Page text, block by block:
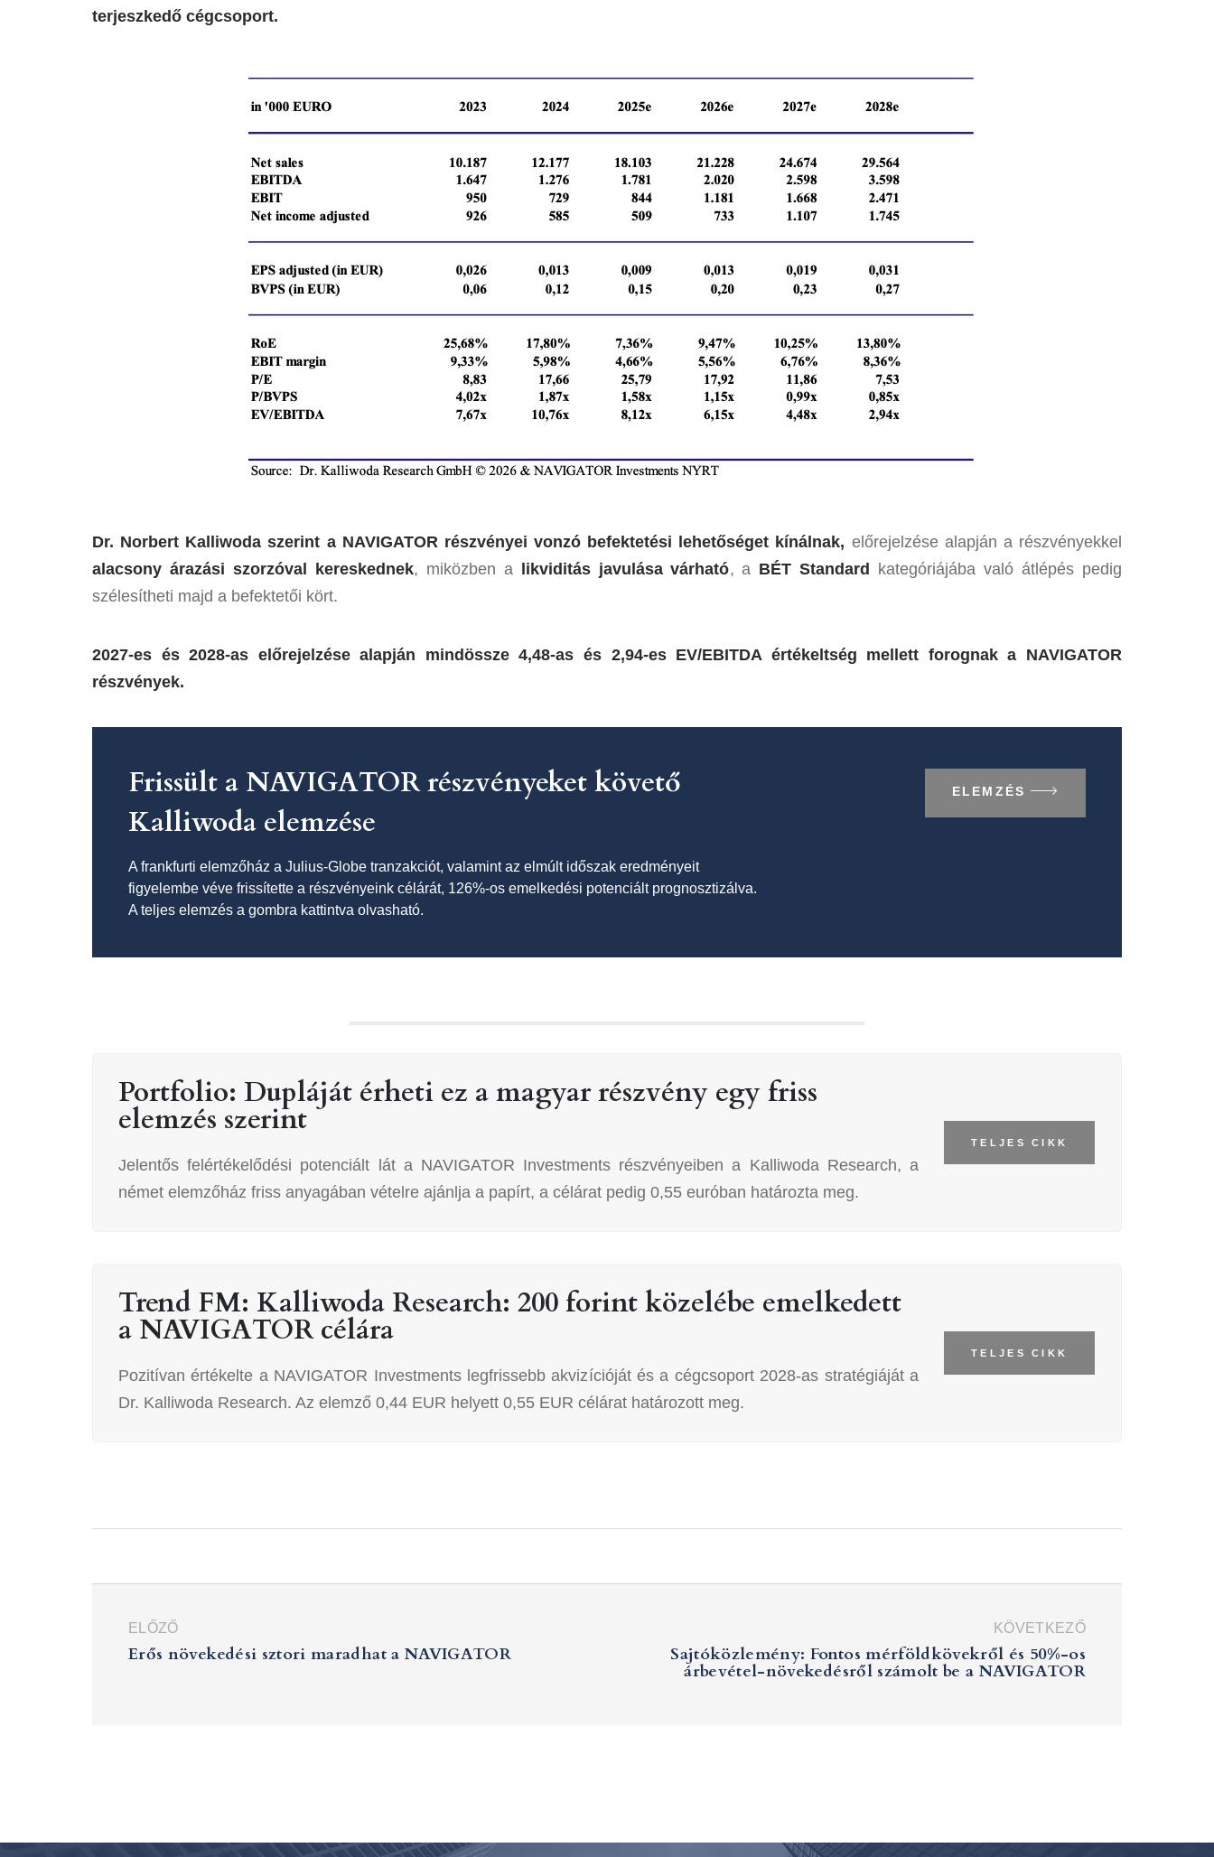
terjeszkedő cégcsoport.
Dr. Norbert Kalliwoda szerint a NAVIGATOR részvényei vonzó befektetési lehetőséget kínálnak, előrejelzése alapján a részvényekkel
alacsony árazási szorzóval kereskednek, miközben a likviditás javulása várható, a BÉT Standard
kategóriájába való átlépés pedig
szélesítheti majd a befektetői kört.
2027-es és 2028-as előrejelzése alapján mindössze 4,48-as és 2,94-es EV/EBITDA értékeltség mellett forognak a NAVIGATOR
részvények.
Frissült a NAVIGATOR részvényeket követő
Kalliwoda elemzése
A frankfurti elemzőház a Julius-Globe tranzakciót, valamint az elmúlt időszak eredményeit
figyelembe véve frissítette a részvényeink célárát, 126%-os emelkedési potenciált prognosztizálva.
A teljes elemzés a gombra kattintva olvasható.
ELEMZÉS
Portfolio: Dupláját érheti ez a magyar részvény egy friss
elemzés szerint
Jelentős felértékelődési potenciált lát a NAVIGATOR Investments részvényeiben a Kalliwoda Research, a
német elemzőház friss anyagában vételre ajánlja a papírt, a célárat pedig 0,55 euróban határozta meg.
TELJES CIKK
Trend FM: Kalliwoda Research: 200 forint közelébe emelkedett
a NAVIGATOR célára
Pozitívan értékelte a NAVIGATOR Investments legfrissebb akvizícióját és a cégcsoport 2028-as stratégiáját a
Dr. Kalliwoda Research. Az elemző 0,44 EUR helyett 0,55 EUR célárat határozott meg.
TELJES CIKK
ELŐZŐ
Erős növekedési sztori maradhat a NAVIGATOR
KÖVETKEZŐ
Sajtóközlemény: Fontos mérföldkövekről és 50%-os
árbevétel-növekedésről számolt be a NAVIGATOR